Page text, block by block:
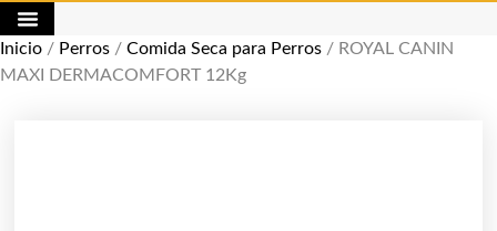
Inicio / Perros / Comida Seca para Perros / ROYAL CANIN
MAXI DERMACOMFORT 12Kg